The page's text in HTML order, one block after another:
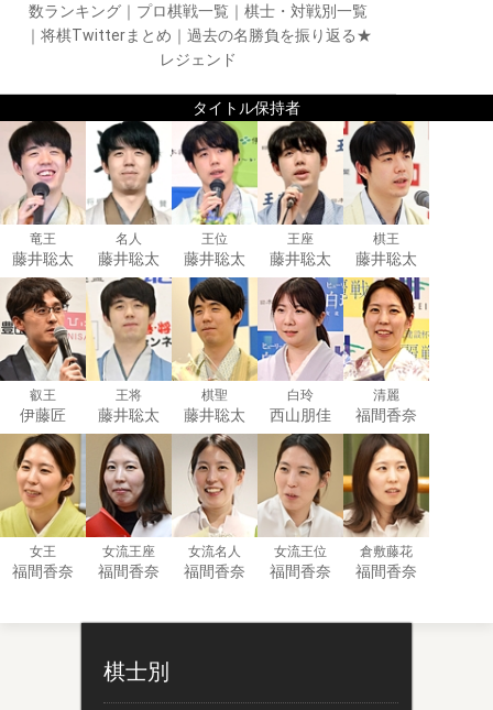
数ランキング ｜ プロ棋戦一覧 ｜ 棋士・対戦別一覧
｜ 将棋Twitterまとめ ｜ 過去の名勝負を振り返る★
レジェンド
タイトル保持者
竜王
藤井聡太
名人
藤井聡太
王位
藤井聡太
王座
藤井聡太
棋王
藤井聡太
叡王
伊藤匠
王将
藤井聡太
棋聖
藤井聡太
白玲
西山朋佳
清麗
福間香奈
女王
福間香奈
女流王座
福間香奈
女流名人
福間香奈
女流王位
福間香奈
倉敷藤花
福間香奈
棋士別